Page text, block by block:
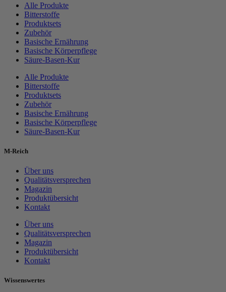
Alle Produkte
Bitterstoffe
Produktsets
Zubehör
Basische Ernährung
Basische Körperpflege
Säure-Basen-Kur
Alle Produkte
Bitterstoffe
Produktsets
Zubehör
Basische Ernährung
Basische Körperpflege
Säure-Basen-Kur
M-Reich
Über uns
Qualitätsversprechen
Magazin
Produktübersicht
Kontakt
Über uns
Qualitätsversprechen
Magazin
Produktübersicht
Kontakt
Wissenswertes